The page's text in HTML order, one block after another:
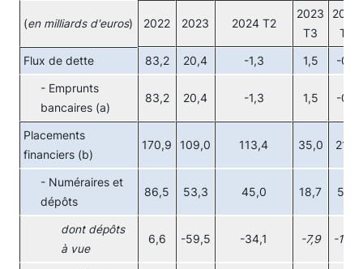
(en milliards d'euros) 2022 2023 2024 T2
2023
T3
2023
T4
Flux de dette 83,2 20,4 -1,3 1,5 -0,1
- Emprunts
bancaires (a)
83,2 20,4 -1,3 1,5 -0,1
Placements
financiers (b)
170,9 109,0 113,4 35,0 21,0
- Numéraires et
dépôts
86,5 53,3 45,0 18,7 5,6
dont dépôts
à vue
6,6 -59,5 -34,1 -7,9 -16,7